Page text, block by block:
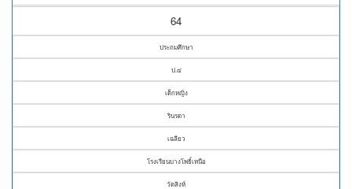
64
ประถมศึกษา
ป.๔
เด็กหญิง
รินรดา
เฉลียว
โรงเรียนบางโพธิ์เหนือ
วัดสิงห์